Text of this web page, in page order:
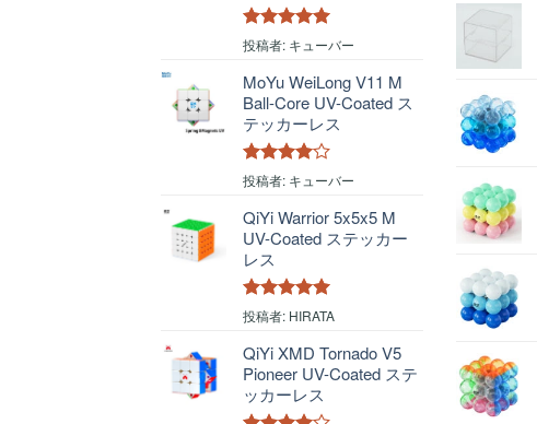
5段階中 5 の
投稿者: キューバー
MoYu WeiLong V11 M
Ball-Core UV-Coated ス
テッカーレス
5段階中 4
投稿者: キューバー
QiYi Warrior 5x5x5 M
UV-Coated ステッカー
レス
5段階中5の
投稿者: HIRATA
QiYi XMD Tornado V5
Pioneer UV-Coated ステ
ッカーレス